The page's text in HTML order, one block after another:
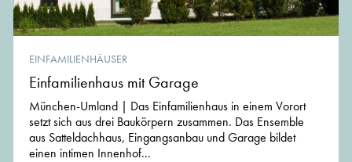
EINFAMILIENHÄUSER
Einfamilienhaus mit Garage
München-Umland | Das Einfamilienhaus in einem Vorort
setzt sich aus drei Baukörpern zusammen. Das Ensemble
aus Satteldachhaus, Eingangsanbau und Garage bildet
einen intimen Innenhof...